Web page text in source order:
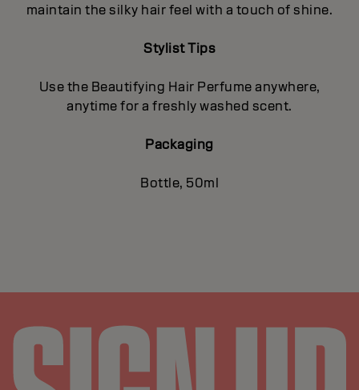
maintain the silky hair feel with a touch of shine.
Stylist Tips
Use the Beautifying Hair Perfume anywhere,
anytime for a freshly washed scent.
Packaging
Bottle, 50ml